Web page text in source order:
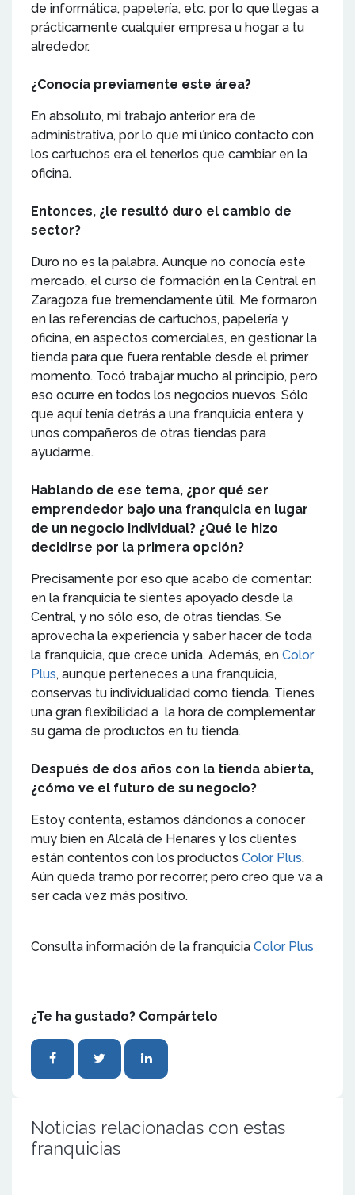
de informática, papelería, etc. por lo que llegas a
prácticamente cualquier empresa u hogar a tu
alrededor.
¿Conocía previamente este área?
En absoluto, mi trabajo anterior era de
administrativa, por lo que mi único contacto con
los cartuchos era el tenerlos que cambiar en la
oficina.
Entonces, ¿le resultó duro el cambio de
sector?
Duro no es la palabra. Aunque no conocía este
mercado, el curso de formación en la Central en
Zaragoza fue tremendamente útil. Me formaron
en las referencias de cartuchos, papelería y
oficina, en aspectos comerciales, en gestionar la
tienda para que fuera rentable desde el primer
momento. Tocó trabajar mucho al principio, pero
eso ocurre en todos los negocios nuevos. Sólo
que aquí tenía detrás a una franquicia entera y
unos compañeros de otras tiendas para
ayudarme.
Hablando de ese tema, ¿por qué ser
emprendedor bajo una franquicia en lugar
de un negocio individual? ¿Qué le hizo
decidirse por la primera opción?
Precisamente por eso que acabo de comentar:
en la franquicia te sientes apoyado desde la
Central, y no sólo eso, de otras tiendas. Se
aprovecha la experiencia y saber hacer de toda
la franquicia, que crece unida. Además, en Color
Plus, aunque perteneces a una franquicia,
conservas tu individualidad como tienda. Tienes
una gran flexibilidad a la hora de complementar
su gama de productos en tu tienda.
Después de dos años con la tienda abierta,
¿cómo ve el futuro de su negocio?
Estoy contenta, estamos dándonos a conocer
muy bien en Alcalá de Henares y los clientes
están contentos con los productos Color Plus.
Aún queda tramo por recorrer, pero creo que va a
ser cada vez más positivo.
Consulta información de la franquicia Color Plus
¿Te ha gustado? Compártelo
Noticias relacionadas con estas
franquicias